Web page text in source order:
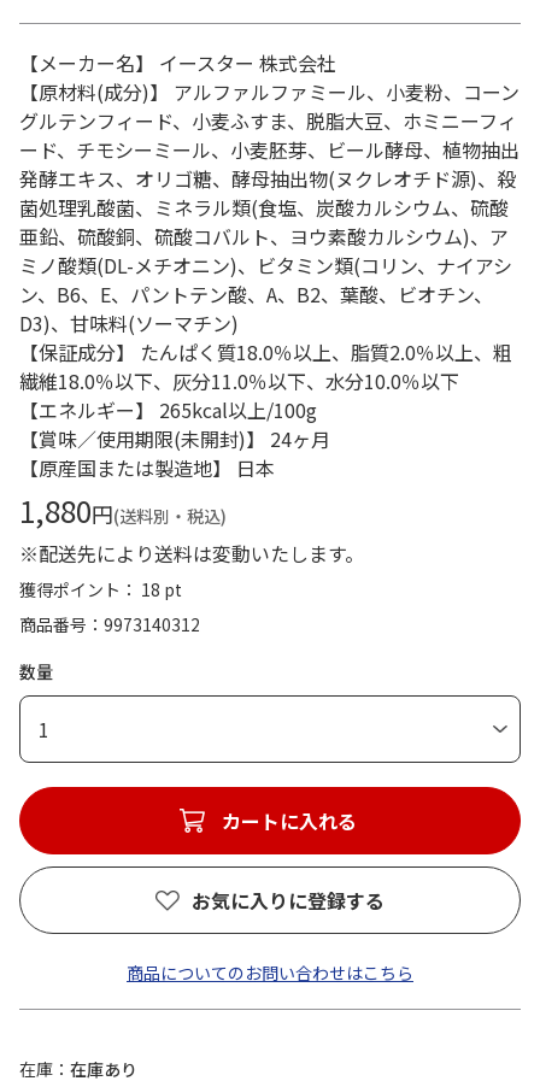
【メーカー名】 イースター 株式会社
【原材料(成分)】 アルファルファミール、小麦粉、コーン
グルテンフィード、小麦ふすま、脱脂大豆、ホミニーフィ
ード、チモシーミール、小麦胚芽、ビール酵母、植物抽出
発酵エキス、オリゴ糖、酵母抽出物(ヌクレオチド源)、殺
菌処理乳酸菌、ミネラル類(食塩、炭酸カルシウム、硫酸
亜鉛、硫酸銅、硫酸コバルト、ヨウ素酸カルシウム)、ア
ミノ酸類(DL-メチオニン)、ビタミン類(コリン、ナイアシ
ン、B6、E、パントテン酸、A、B2、葉酸、ビオチン、
D3)、甘味料(ソーマチン)
【保証成分】 たんぱく質18.0％以上、脂質2.0％以上、粗
繊維18.0％以下、灰分11.0％以下、水分10.0％以下
【エネルギー】 265kcal以上/100g
【賞味／使用期限(未開封)】 24ヶ月
【原産国または製造地】 日本
1,880円(送料別・税込)
※配送先により送料は変動いたします。
獲得ポイント： 18 pt
商品番号
9973140312
数量
1
カートに入れる
お気に入りに登録する
商品についてのお問い合わせはこちら
在庫 在庫あり